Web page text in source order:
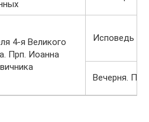
4-я Великого
Прп. Иоанна
Исповедь
Вечерня.